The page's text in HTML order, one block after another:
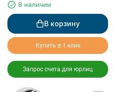
В наличии
В корзину
Купить в 1 клик
Запрос счета для юрлиц